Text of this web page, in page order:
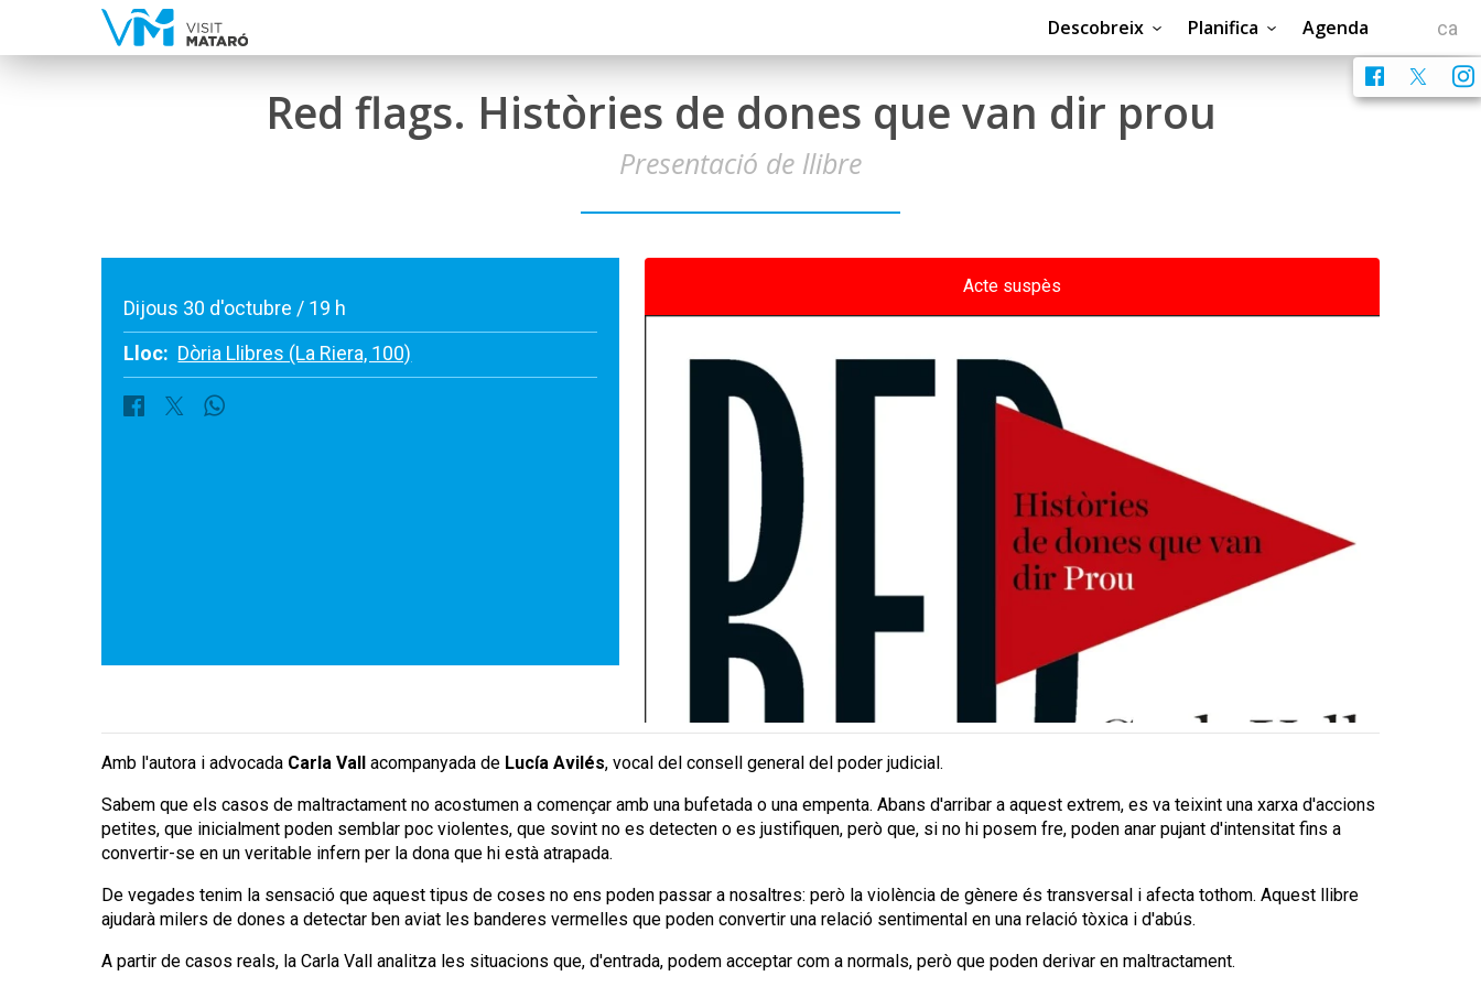
Descobreix Planifica Agenda
Red flags. Històries de dones que van dir prou
Presentació de llibre
Dijous 30 d'octubre / 19 h
Lloc: Dòria Llibres (La Riera, 100)
Acte suspès
Amb l'autora i advocada Carla Vall acompanyada de Lucía Avilés, vocal del consell general del poder judicial.
Sabem que els casos de maltractament no acostumen a començar amb una bufetada o una empenta. Abans d'arribar a aquest extrem, es va teixint una xarxa d'accions
petites, que inicialment poden semblar poc violentes, que sovint no es detecten o es justifiquen, però que, si no hi posem fre, poden anar pujant d'intensitat fins a
convertir-se en un veritable infern per la dona que hi està atrapada.
De vegades tenim la sensació que aquest tipus de coses no ens poden passar a nosaltres: però la violència de gènere és transversal i afecta tothom. Aquest llibre
ajudarà milers de dones a detectar ben aviat les banderes vermelles que poden convertir una relació sentimental en una relació tòxica i d'abús.
A partir de casos reals, la Carla Vall analitza les situacions que, d'entrada, podem acceptar com a normals, però que poden derivar en maltractament.